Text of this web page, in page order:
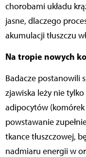
chorobami układu
jasne, dlaczego
akumulacji tłuszczu
Na tropie nowych
Badacze postanowili
zjawiska leży nie
adipocytów (komórek
powstawanie
tkance tłuszczowej,
nadmiaru energii w